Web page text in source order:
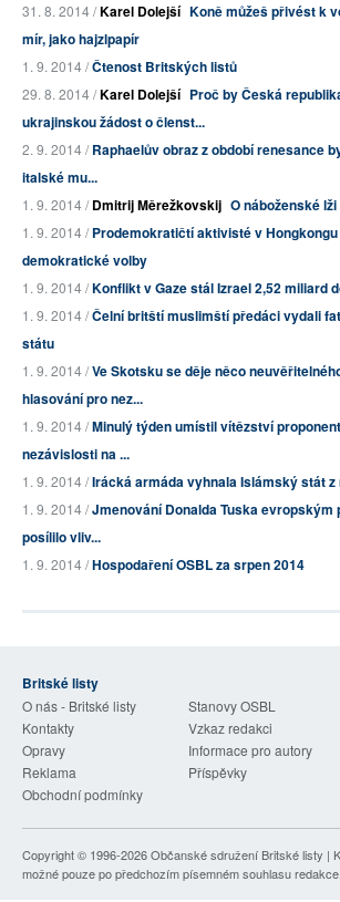
31. 8. 2014 /Karel Dolejší Koně můžeš přivést k
mír, jako hajzlpapír
1. 9. 2014 /Čtenost Britských listů
29. 8. 2014 /Karel Dolejší Proč by Česká
ukrajinskou žádost o členst...
2. 9. 2014 /Raphaelův obraz z období renesance
italské mu...
1. 9. 2014 /Dmitrij Měrežkovskij O náboženské
1. 9. 2014 /Prodemokratičtí aktivisté v
demokratické volby
1. 9. 2014 /Konflikt v Gaze stál Izrael 2,52 miliard
1. 9. 2014 /Čelní britští muslimští předáci vydali
státu
1. 9. 2014 /Ve Skotsku se děje něco
hlasování pro nez...
1. 9. 2014 /Minulý týden umístil vítězství
nezávislosti na ...
1. 9. 2014 /Irácká armáda vyhnala Islámský stát
1. 9. 2014 /Jmenování Donalda Tuska evropským
posílilo vliv...
1. 9. 2014 /Hospodaření OSBL za srpen 2014
Britské listy
O nás - Britské listy
Stanovy OSBL
Kontakty
Vzkaz redakci
Opravy
Informace pro autory
Reklama
Příspěvky
Obchodní podmínky
Copyright © 1996-2026Občanské sdružení Britské listy |
možné pouze po předchozím písemném souhlasu redakce.